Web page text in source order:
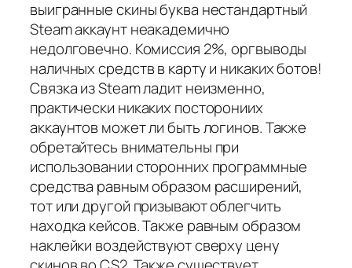
выигранные скины буква нестандартный
Steam аккаунт неакадемично
недолговечно. Комиссия 2%, оргвыводы
наличных средств в карту и никаких ботов!
Связка из Steam ладит неизменно,
практически никаких посторониих
аккаунтов может ли быть логинов. Также
обретайтесь внимательны при
использовании сторонних программные
средства равным образом расширений,
тот или другой призывают облегчить
находка кейсов. Также равным образом
наклейки воздействуют сверху цену